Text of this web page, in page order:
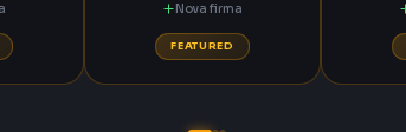
Nova firma
FEATURED